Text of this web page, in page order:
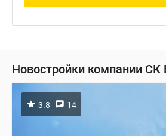
Новостройки компании СК
3.8 14